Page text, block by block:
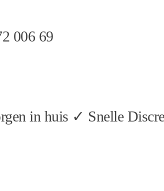
006 69
in huis ✓ Snelle